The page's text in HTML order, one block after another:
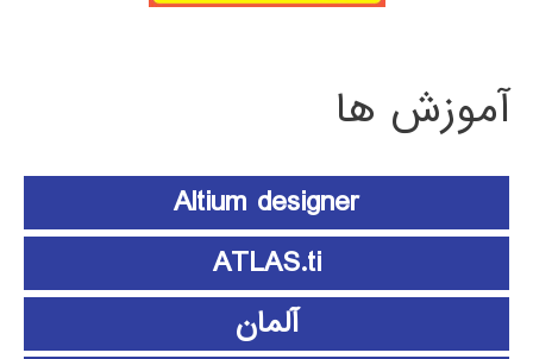
آموزش ها
Altium designer
ATLAS.ti
آلمان